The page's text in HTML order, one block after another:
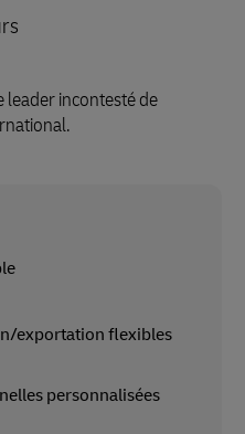
leader incontesté de
exportation flexibles
personnalisées